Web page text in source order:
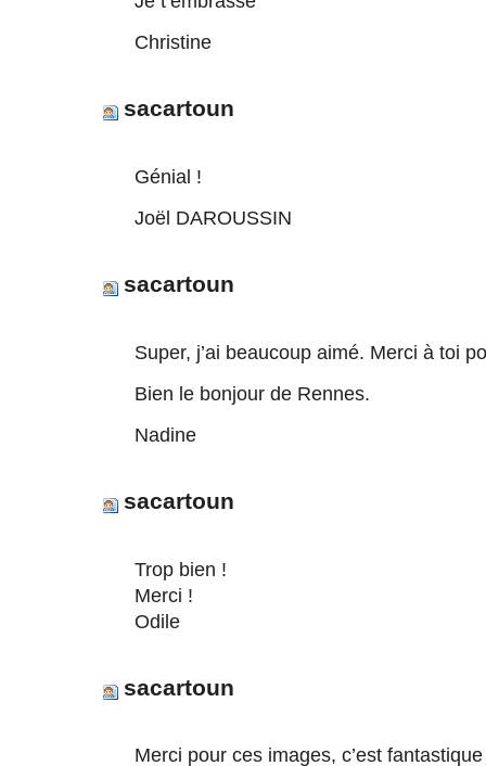
Christine
sacartoun
Génial !
Joël DAROUSSIN
sacartoun
Super, j’ai beaucoup aimé. Merci à toi
Bien le bonjour de Rennes.
Nadine
sacartoun
Trop bien !
Merci !
Odile
sacartoun
Merci pour ces images, c’est